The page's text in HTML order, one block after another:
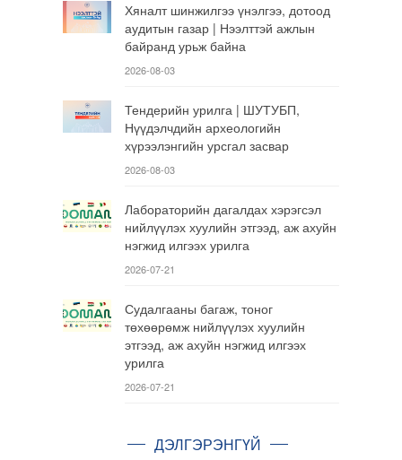
Хяналт шинжилгээ үнэлгээ, дотоод
аудитын газар | Нээлттэй ажлын
байранд урьж байна
2026-08-03
Тендерийн урилга | ШУТУБП,
Нүүдэлчдийн археологийн
хүрээлэнгийн урсгал засвар
2026-08-03
Лабораторийн дагалдах хэрэгсэл
нийлүүлэх хуулийн этгээд, аж ахуйн
нэгжид илгээх урилга
2026-07-21
Судалгааны багаж, тоног
төхөөрөмж нийлүүлэх хуулийн
этгээд, аж ахуйн нэгжид илгээх
урилга
2026-07-21
ДЭЛГЭРЭНГҮЙ